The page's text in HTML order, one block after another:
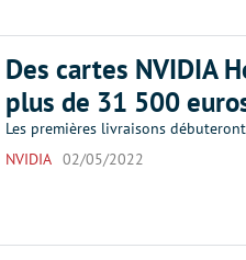
Des cartes NVIDIA
plus de 31 500
Les premières livraisons
NVIDIA 02/05/2022